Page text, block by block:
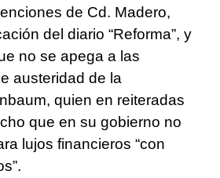
de Cd. Madero,
del diario “Reforma”, y
no se apega a las
austeridad de la
quien en reiteradas
que en su gobierno no
lujos financieros “con